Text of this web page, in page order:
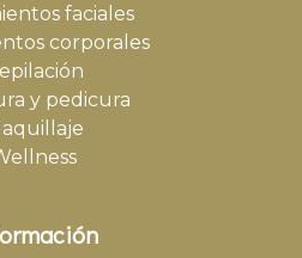
faciales
corporales
y pedicura